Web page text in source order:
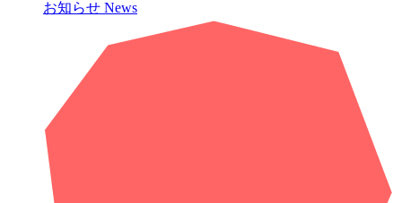
お知らせ News